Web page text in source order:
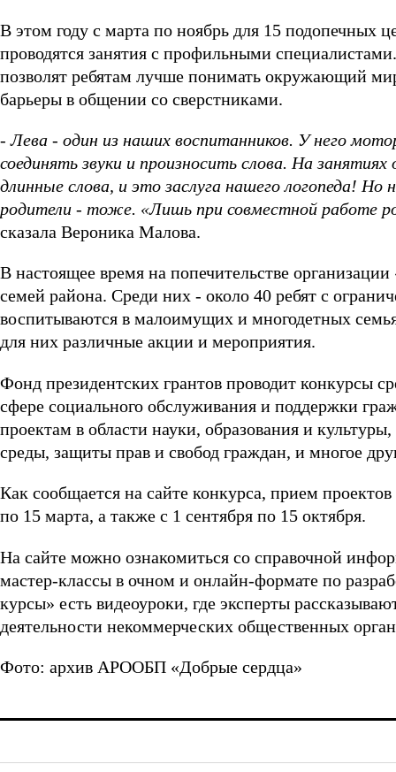
В этом году с марта по ноябрь для 15 подопечных
проводятся занятия с профильными
позволят ребятам лучше понимать окружающий
барьеры в общении со сверстниками.
- Лева - один из наших воспитанников. У него
соединять звуки и произносить слова. На
длинные слова, и это заслуга нашего логопеда!
родители - тоже. «Лишь при совместной работе
сказала Вероника Малова.
В настоящее время на попечительстве
семей района. Среди них - около 40 ребят с
воспитываются в малоимущих и многодетных
для них различные акции и мероприятия.
Фонд президентских грантов проводит конкурсы
сфере социального обслуживания и поддержки
проектам в области науки, образования и
среды, защиты прав и свобод граждан, и многое
Как сообщается на сайте конкурса, прием
по 15 марта, а также с 1 сентября по 15 октября.
На сайте можно ознакомиться со справочной
мастер-классы в очном и онлайн-формате по
курсы» есть видеоуроки, где эксперты
деятельности некоммерческих общественных
Фото: архив АРООБП «Добрые сердца»